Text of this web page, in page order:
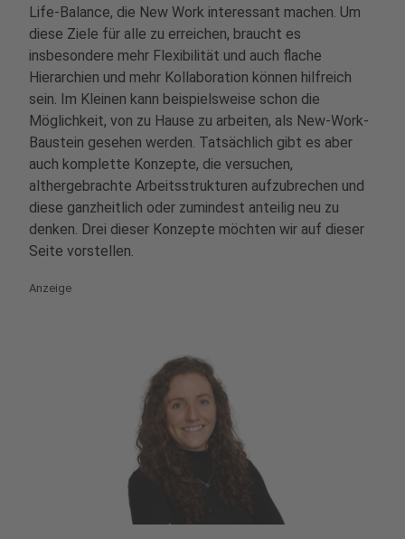
Life-Balance, die New Work interessant machen. Um
diese Ziele für alle zu erreichen, braucht es
insbesondere mehr Flexibilität und auch flache
Hierarchien und mehr Kollaboration können hilfreich
sein. Im Kleinen kann beispielsweise schon die
Möglichkeit, von zu Hause zu arbeiten, als New-Work-
Baustein gesehen werden. Tatsächlich gibt es aber
auch komplette Konzepte, die versuchen,
althergebrachte Arbeitsstrukturen aufzubrechen und
diese ganzheitlich oder zumindest anteilig neu zu
denken. Drei dieser Konzepte möchten wir auf dieser
Seite vorstellen.
Anzeige